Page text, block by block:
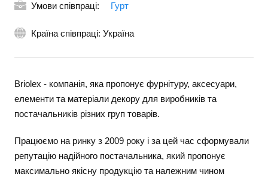
Умови співпраці: Гурт
Країна співпраці: Україна
Briolex - компанія, яка пропонує фурнітуру, аксесуари,
елементи та матеріали декору для виробників та
постачальників різних груп товарів.
Працюємо на ринку з 2009 року і за цей час сформували
репутацію надійного постачальника, який пропонує
максимально якісну продукцію та належним чином